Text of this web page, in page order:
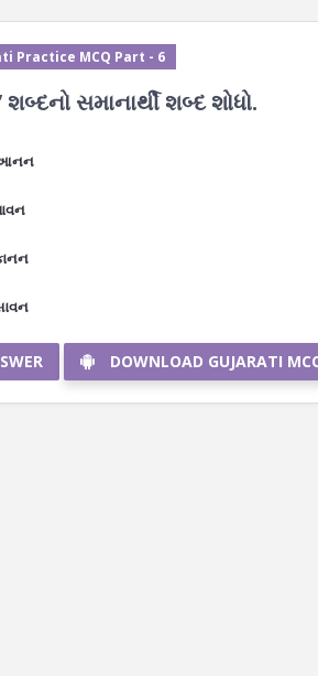
Practice MCQ Part - 6
શબ્દનો સમાનાર્થી શબ્દ શોધો.
DOWNLOAD GUJARATI